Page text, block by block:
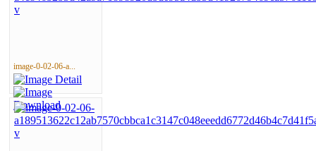
image-0-02-06-a...